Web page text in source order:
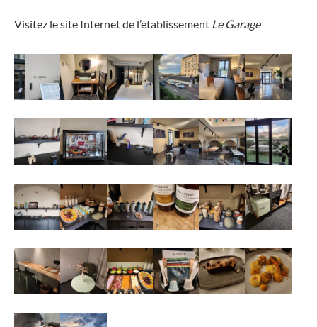
Visitez le site Internet de l’établissement Le Garage